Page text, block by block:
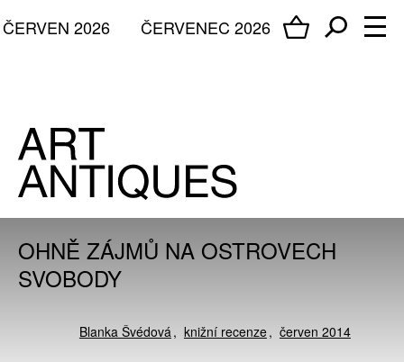
ČERVENEC 2026
ČERVEN 2026
OHNĚ ZÁJMŮ NA OSTROVECH
SVOBODY
Blanka Švédová knižní recenze červen 2014